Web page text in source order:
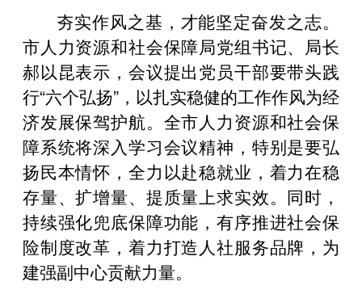
夯实作风之基，才能坚定奋发之志。
市人力资源和社会保障局党组书记、局长
郝以昆表示，会议提出党员干部要带头践
行“六个弘扬”，以扎实稳健的工作作风为经
济发展保驾护航。全市人力资源和社会保
障系统将深入学习会议精神，特别是要弘
扬民本情怀，全力以赴稳就业，着力在稳
存量、扩增量、提质量上求实效。同时，
持续强化兜底保障功能，有序推进社会保
险制度改革，着力打造人社服务品牌，为
建强副中心贡献力量。